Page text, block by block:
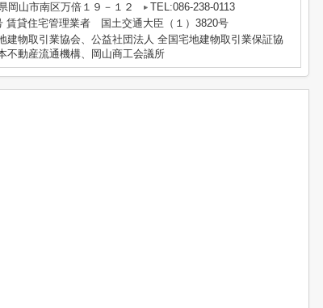
岡山市南区万倍１９－１２
TEL:086-238-0113
賃貸住宅管理業者 国土交通大臣（１）3820号
建物取引業協会、公益社団法人 全国宅地建物取引業保証協
不動産流通機構、岡山商工会議所